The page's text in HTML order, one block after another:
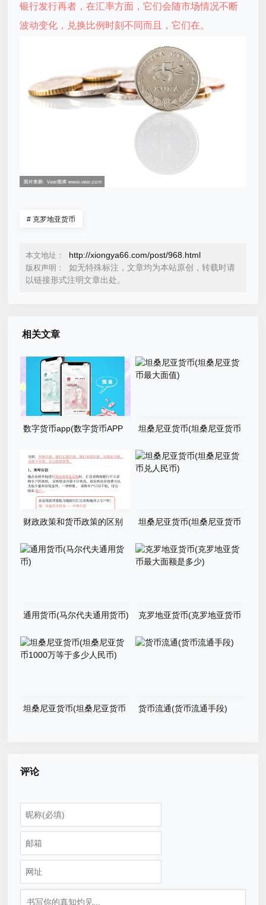
银行发行再者，在汇率方面，它们会随市场情况不断
波动变化，兑换比例时刻不同而且，它们在。
# 克罗地亚货币
本文地址： http://xiongya66.com/post/968.html
版权声明：
如无特殊标注，文章均为本站原创，转载时请
以链接形式注明文章出处。
相关文章
数字货币app(数字货币APP
坦桑尼亚货币(坦桑尼亚货币
财政政策和货币政策的区别
有哪些)
坦桑尼亚货币(坦桑尼亚货币
通用货币(马尔代夫通用货币)
克罗地亚货币(克罗地亚货币
坦桑尼亚货币(坦桑尼亚货币
货币流通(货币流通手段)
评论